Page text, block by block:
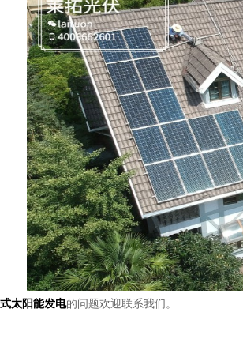
太阳能发电的问题欢迎联系我们。